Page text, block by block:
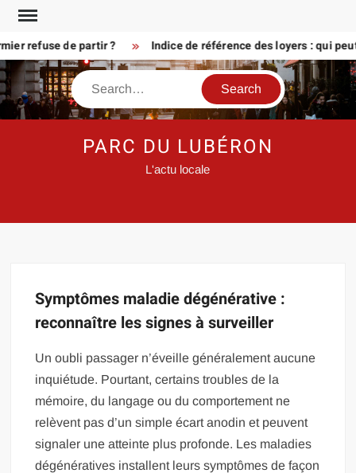
Skip
contentrefuse de partir ? Indice de référence des loyers : qui
Search
PARC DU LUBÉRON
L'actu locale
Symptômes maladie dégénérative :
reconnaître les signes à surveiller
Un oubli passager n’éveille généralement aucune
inquiétude. Pourtant, certains troubles de la
mémoire, du langage ou du comportement ne
relèvent pas d’un simple écart anodin et peuvent
signaler une atteinte plus profonde. Les maladies
dégénératives installent leurs symptômes de façon